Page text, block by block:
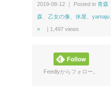
2019-08-12 ｜ Posted in 青森
森 乙女の像 休屋 yamaju
» | 1,497 views
Feedlyからフォロー。